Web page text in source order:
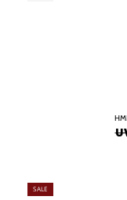
SALE